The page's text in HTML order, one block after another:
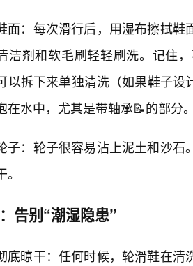
面：每次滑行后，用湿布擦拭鞋
洁剂和软毛刷轻轻刷洗。记住
以拆下来单独清洗（如果鞋子
在水中，尤其是带轴承📝的部分
子：轮子很容易沾上泥土和沙石
告别“潮湿隐患”
底晾干：任何时候，轮滑鞋在清